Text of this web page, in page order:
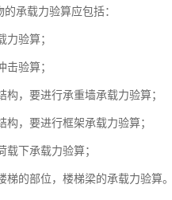
的承载力验算应包括：
力验算；
击验算；
构，要进行承重墙承载力验算；
构，要进行框架承载力验算；
载下承载力验算；
梯的部位，楼梯梁的承载力验算。